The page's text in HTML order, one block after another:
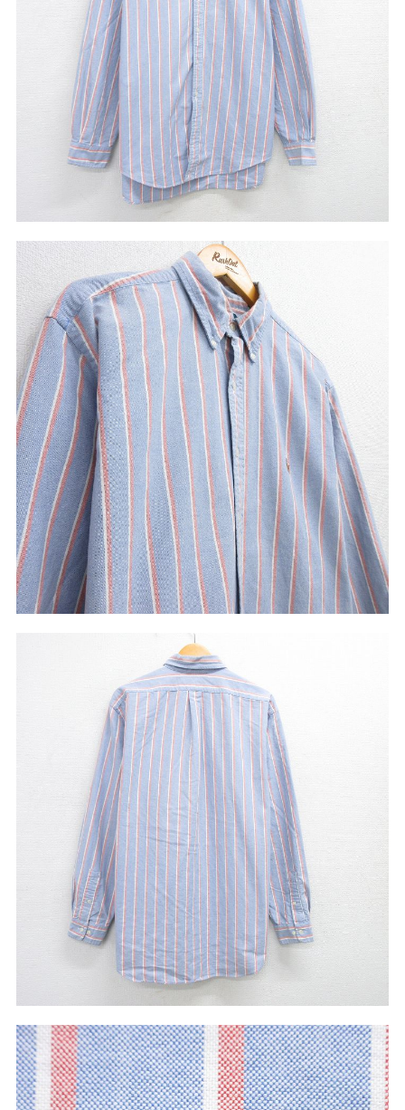
Search by Itemアイテムから探す
ジャケット スウェット セーター
長袖シャツ 半袖シャツ Tシャツ
レディース
雑貨/小物
Search by Particularこだわりから探す
Search by Sizeサイズから探す（メンズ）
ジャケット XS S M L XL
スウェット XS S M L XL
長袖シャツ XS S M L XL
半袖シャツ XS S M L XL
Tシャツ XS S M L XL
W30以下
W33,W34 W35,W36
W37以上
Search by Maniac マニアックから探す
バンド
Tシャツ
アニメ
Tシャツ
映画
Tシャツ
USA製
ボロ ミリタリー
すべてのマニアックを見る
Search by Period年代から探す
90年代 80年代 70年代